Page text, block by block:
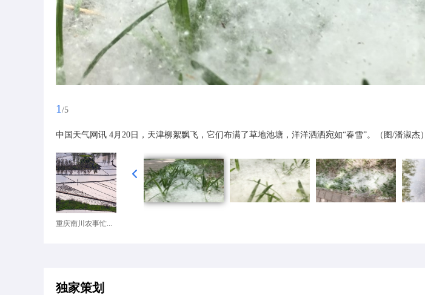
1 /5
中国天气网讯 4月20日，天津柳絮飘飞，它们布满了草地池塘，洋洋洒洒宛如“春雪”。（图/潘淑杰）
重庆南川农事忙...
独家策划